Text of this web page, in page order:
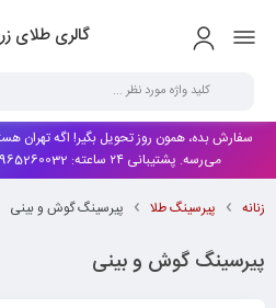
گالری طلای
سفارش بده، همون روز تحویل بگیر! اگه تهران
می‌رسه. پشتیبانی ۲۴ ساعته: 09965260032 — همیشه کنار شما هستیم.
زنانه پیرسینگ طلا پیرسینگ گوش و بینی
پیرسینگ گوش و بینی